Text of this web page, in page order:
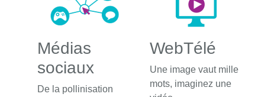
Médias
sociaux
De la pollinisation
WebTélé
Une image vaut mille
mots, imaginez une